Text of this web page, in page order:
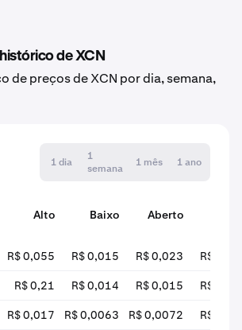
de XCN
de preços de XCN por dia, semana,
1 dia
1
semana
1 mês 1 ano
Alto Baixo Aberto
R$ 0,055 R$ 0,015 R$ 0,023 R$
R$ 0,21 R$ 0,014 R$ 0,015 R$
R$ 0,017 R$ 0,0063 R$ 0,0072 R$